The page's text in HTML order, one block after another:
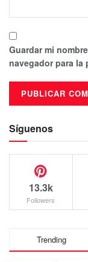
Guardar mi
navegador para la
Síguenos
13.3k
Followers
Trending